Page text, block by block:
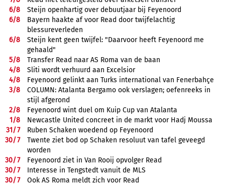
6/8
Steijn openhartig over debuutjaar bij Feyenoord
6/8
Bayern haakte af voor Read door twijfelachtig
blessureverleden
6/8
Steijn kent geen twijfel: "Daarvoor heeft Feyenoord me
gehaald"
5/8
Transfer Read naar AS Roma van de baan
4/8
Sliti wordt verhuurd aan Excelsior
4/8
Feyenoord gelinkt aan Turks international van Fenerbahçe
3/8
COLUMN: Atalanta Bergamo ook verslagen; oefenreeks in
stijl afgerond
2/8
Feyenoord wint duel om Kuip Cup van Atalanta
1/8
Newcastle United concreet in de markt voor Hadj Moussa
31/7
Ruben Schaken woedend op Feyenoord
30/7
Twente ziet bod op Schaken resoluut van tafel geveegd
worden
30/7
Feyenoord ziet in Van Rooij opvolger Read
30/7
Interesse in Tengstedt vanuit de MLS
30/7
Ook AS Roma meldt zich voor Read